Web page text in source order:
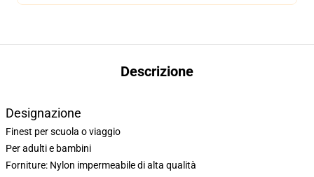
Descrizione
Designazione
Finest per scuola o viaggio
Per adulti e bambini
Forniture: Nylon impermeabile di alta qualità